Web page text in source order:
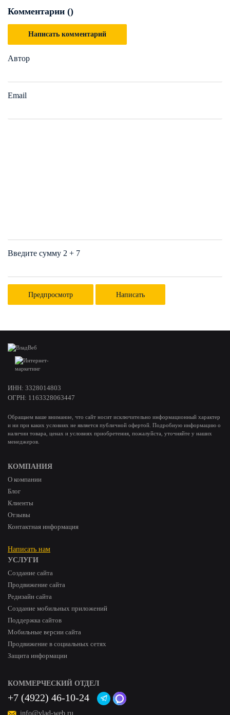
Комментарии ()
Написать комментарий
Автор
Email
Введите сумму 2 + 7
ИНН: 3328014803
ОГРН: 1163328063447
Обращаем ваше внимание, что сайт носит исключительно информационный характер
и ни при каких условиях не является публичной офертой. Подробную информацию о
наличии товара, ценах и условиях приобретения, пожалуйста, уточняйте у наших
менеджеров.
УСЛУГИ
Создание сайта
Продвижение сайта
Редизайн сайта
Создание мобильных приложений
Поддержка сайтов
Мобильные версии сайта
Продвижение в социальных сетях
Защита информации
КОМПАНИЯ
О компании
Блог
Клиенты
Отзывы
Контактная информация
Написать нам
КОММЕРЧЕСКИЙ ОТДЕЛ
+7 (4922) 46-10-24
info@vlad-web.ru